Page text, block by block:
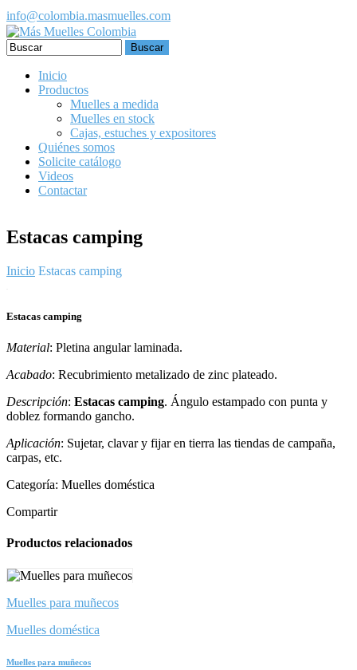
Pasar al contenido principal
info@colombia.masmuelles.com
Inicio
Productos
Muelles a medida
Muelles en stock
Cajas, estuches y expositores
Quiénes somos
Solicite catálogo
Videos
Contactar
Estacas camping
Inicio Estacas camping
Estacas camping
Material: Pletina angular laminada.
Acabado: Recubrimiento metalizado de zinc plateado.
Descripción: Estacas camping. Ángulo estampado con punta y
doblez formando gancho.
Aplicación: Sujetar, clavar y fijar en tierra las tiendas de campaña,
carpas, etc.
Categoría: Muelles doméstica
Compartir
Productos relacionados
Muelles para muñecos
Muelles doméstica
Muelles para muñecos